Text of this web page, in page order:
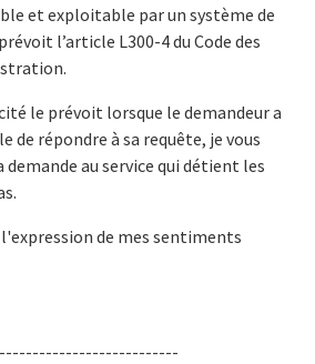
et exploitable par un système de
l’article L300-4 du Code des
le prévoit lorsque le demandeur a
répondre à sa requête, je vous
au service qui détient les
de mes sentiments